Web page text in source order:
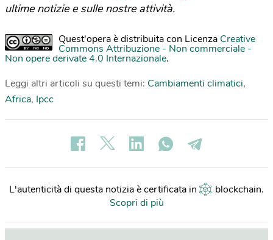
ultime notizie e sulle nostre attività.
Quest'opera è distribuita con Licenza Creative
Commons Attribuzione - Non commerciale -
Non opere derivate 4.0 Internazionale.
Leggi altri articoli su questi temi: Cambiamenti climatici,
Africa, Ipcc
L'autenticità di questa notizia è certificata in blockchain.
Scopri di più